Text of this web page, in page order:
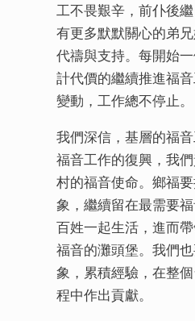
工不畏艱辛，前仆後
有更多默默關心的弟
代禱與支持。每開始
計代價的繼續推進福
變動，工作總不停止。
我們深信，基層的福
福音工作的復興，我
村的福音使命。鄉福
象，繼續留在最需要
百姓一起生活，進而
福音的灘頭堡。我們
象，累積經驗，在整
程中作出貢獻。